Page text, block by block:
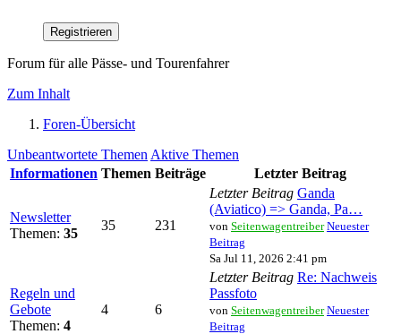
Registrieren
Forum für alle Pässe- und Tourenfahrer
Zum Inhalt
Foren-Übersicht
Unbeantwortete Themen Aktive Themen
Informationen Themen Beiträge Letzter Beitrag
Newsletter
Themen: 35
35 231
Letzter Beitrag Ganda
(Aviatico) => Ganda, Pa…
von Seitenwagentreiber Neuester
Beitrag
Sa Jul 11, 2026 2:41 pm
Regeln und
Gebote
Themen: 4
4 6
Letzter Beitrag Re: Nachweis
Passfoto
von Seitenwagentreiber Neuester
Beitrag